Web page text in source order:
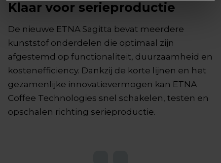
Klaar voor serieproductie
De nieuwe ETNA Sagitta bevat meerdere
kunststof onderdelen die optimaal zijn
afgestemd op functionaliteit, duurzaamheid en
kostenefficiency. Dankzij de korte lijnen en het
gezamenlijke innovatievermogen kan ETNA
Coffee Technologies snel schakelen, testen en
opschalen richting serieproductie.